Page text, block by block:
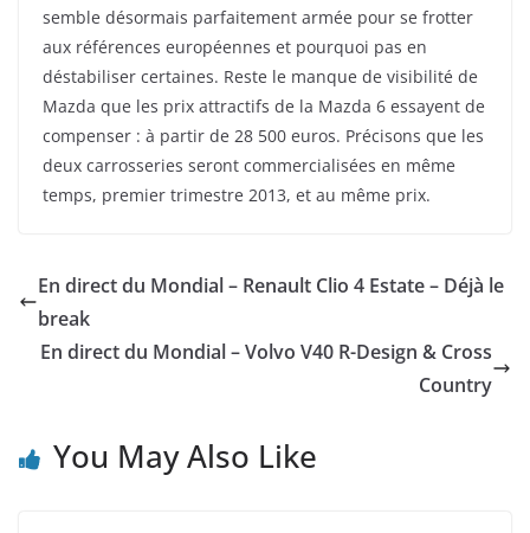
semble désormais parfaitement armée pour se frotter
aux références européennes et pourquoi pas en
déstabiliser certaines. Reste le manque de visibilité de
Mazda que les prix attractifs de la Mazda 6 essayent de
compenser : à partir de 28 500 euros. Précisons que les
deux carrosseries seront commercialisées en même
temps, premier trimestre 2013, et au même prix.
En direct du Mondial – Renault Clio 4 Estate – Déjà le
break
En direct du Mondial – Volvo V40 R-Design & Cross
Country
You May Also Like